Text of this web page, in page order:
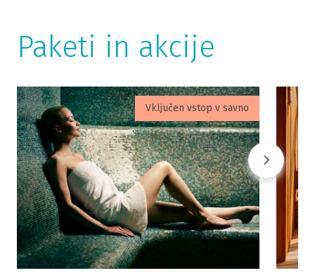
Paketi in akcije
Vključen vstop v savno